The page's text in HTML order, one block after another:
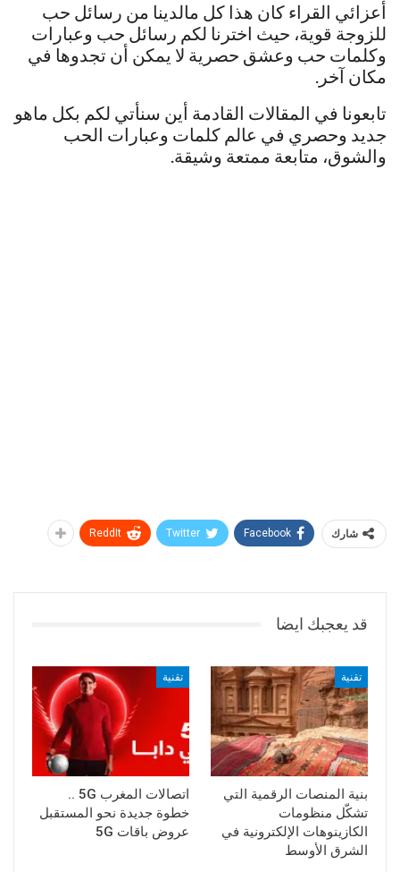
أعزائي القراء كان هذا كل مالدينا من رسائل حب
للزوجة قوية، حيث اخترنا لكم رسائل حب وعبارات
وكلمات حب وعشق حصرية لا يمكن أن تجدوها في
مكان آخر.
تابعونا في المقالات القادمة أين سنأتي لكم بكل ماهو
جديد وحصري في عالم كلمات وعبارات الحب
والشوق، متابعة ممتعة وشيقة.
شارك Facebook
Twitter
ReddIt
قد يعجبك ايضا
تقنية
بنية المنصات الرقمية التي
تشكّل منظومات
الكازينوهات الإلكترونية في
الشرق الأوسط
تقنية
اتصالات المغرب 5G ..
خطوة جديدة نحو المستقبل
عروض باقات 5G